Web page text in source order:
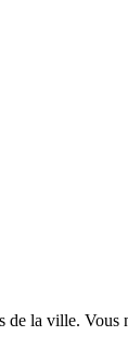
la ville. Vous